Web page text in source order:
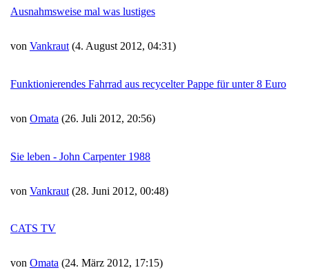
Ausnahmsweise mal was lustiges
von Vankraut (4. August 2012, 04:31)
Funktionierendes Fahrrad aus recycelter Pappe für unter 8 Euro
von Omata (26. Juli 2012, 20:56)
Sie leben - John Carpenter 1988
von Vankraut (28. Juni 2012, 00:48)
CATS TV
von Omata (24. März 2012, 17:15)